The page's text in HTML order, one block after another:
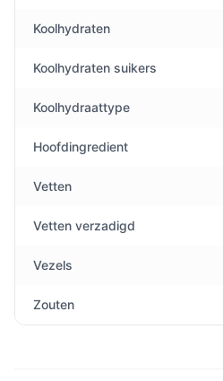
Koolhydraten
Koolhydraten suikers
Koolhydraattype
Hoofdingredient
Vetten
Vetten verzadigd
Vezels
Zouten